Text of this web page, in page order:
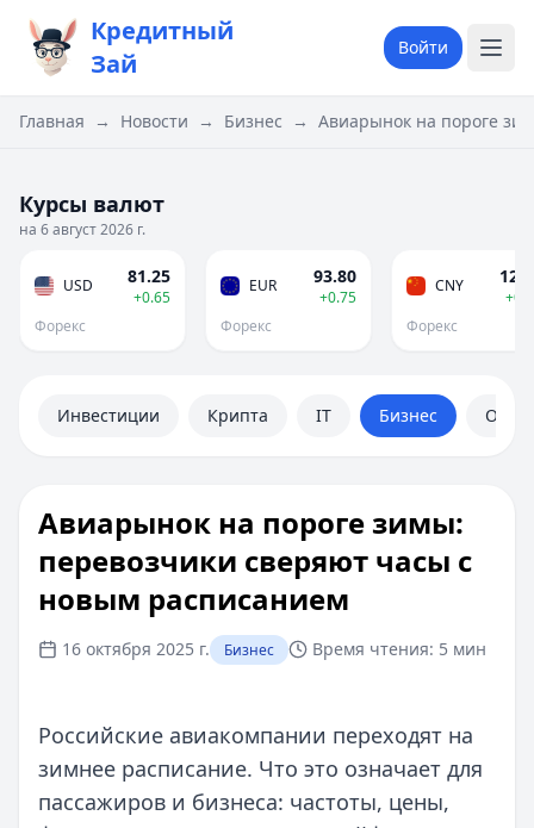
Кредитный
Зай
Войти
Главная → Новости → Бизнес → Авиарынок на пороге
Курсы валют
на 6 август 2026 г.
USD 81.25
+0.65
Форекс
EUR 93.80
+0.75
Форекс
CNY
Форекс
Инвестиции Крипта IT Бизнес
Авиарынок на пороге зимы:
перевозчики сверяют часы с
новым расписанием
16 октября 2025 г. Бизнес Время чтения: 5 мин
Российские авиакомпании переходят на
зимнее расписание. Что это означает для
пассажиров и бизнеса: частоты, цены,